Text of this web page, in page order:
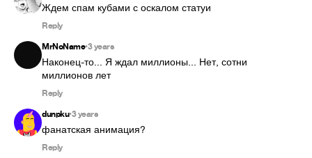
Ждем спам кубами с оскалом статуи
Reply
MrNoName•3 years
Наконец-то... Я ждал миллионы... Нет, сотни
миллионов лет
Reply
dunpku•3 years
фанатская анимация?
Reply